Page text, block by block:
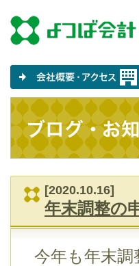
[2020.10.16]
年末調整の
今年も年末